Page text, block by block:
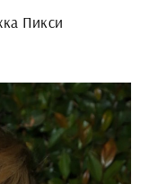
Пикси